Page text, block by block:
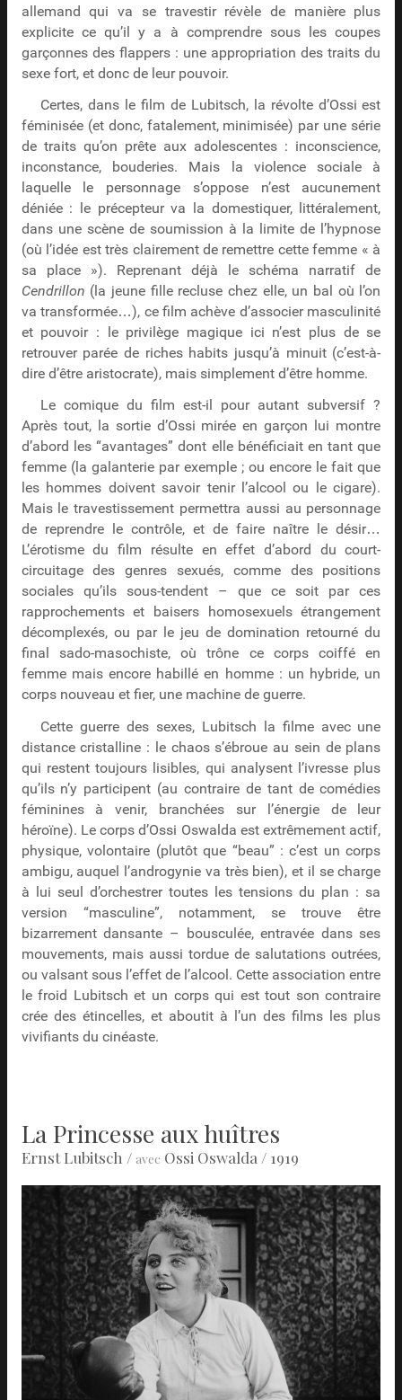
allemand qui va se travestir révèle de manière plus
explicite ce qu’il y a à comprendre sous les coupes
garçonnes des flappers : une appropriation des traits du
sexe fort, et donc de leur pouvoir.
Certes, dans le film de Lubitsch, la révolte d’Ossi est
féminisée (et donc, fatalement, minimisée) par une série
de traits qu’on prête aux adolescentes : inconscience,
inconstance, bouderies. Mais la violence sociale à
laquelle le personnage s’oppose n’est aucunement
déniée : le précepteur va la domestiquer, littéralement,
dans une scène de soumission à la limite de l’hypnose
(où l’idée est très clairement de remettre cette femme « à
sa place »). Reprenant déjà le schéma narratif de
Cendrillon (la jeune fille recluse chez elle, un bal où l’on
va transformée…), ce film achève d’associer masculinité
et pouvoir : le privilège magique ici n’est plus de se
retrouver parée de riches habits jusqu’à minuit (c’est-à-
dire d’être aristocrate), mais simplement d’être homme.
Le comique du film est-il pour autant subversif ?
Après tout, la sortie d’Ossi mirée en garçon lui montre
d’abord les “avantages” dont elle bénéficiait en tant que
femme (la galanterie par exemple ; ou encore le fait que
les hommes doivent savoir tenir l’alcool ou le cigare).
Mais le travestissement permettra aussi au personnage
de reprendre le contrôle, et de faire naître le désir…
L’érotisme du film résulte en effet d’abord du court-
circuitage des genres sexués, comme des positions
sociales qu’ils sous-tendent – que ce soit par ces
rapprochements et baisers homosexuels étrangement
décomplexés, ou par le jeu de domination retourné du
final sado-masochiste, où trône ce corps coiffé en
femme mais encore habillé en homme : un hybride, un
corps nouveau et fier, une machine de guerre.
Cette guerre des sexes, Lubitsch la filme avec une
distance cristalline : le chaos s’ébroue au sein de plans
qui restent toujours lisibles, qui analysent l’ivresse plus
qu’ils n’y participent (au contraire de tant de comédies
féminines à venir, branchées sur l’énergie de leur
héroïne). Le corps d’Ossi Oswalda est extrêmement actif,
physique, volontaire (plutôt que “beau” : c’est un corps
ambigu, auquel l’androgynie va très bien), et il se charge
à lui seul d’orchestrer toutes les tensions du plan : sa
version “masculine”, notamment, se trouve être
bizarrement dansante – bousculée, entravée dans ses
mouvements, mais aussi tordue de salutations outrées,
ou valsant sous l’effet de l’alcool. Cette association entre
le froid Lubitsch et un corps qui est tout son contraire
crée des étincelles, et aboutit à l’un des films les plus
vivifiants du cinéaste.
La Princesse aux huîtres
Ernst Lubitsch / avec Ossi Oswalda / 1919